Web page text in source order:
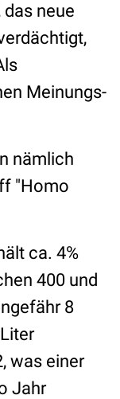
neue
Meinungs-
nämlich
"Homo
ca. 4%
400 und
8
was einer
Jahr